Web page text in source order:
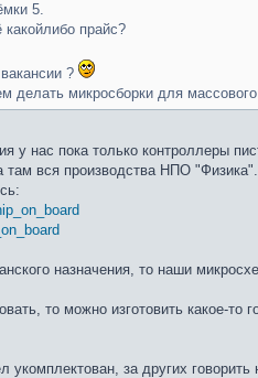
5.
прайс?
?
делать микросборки для массового
у нас пока только
там вся производства НПО "Физика".
назначения, то наши
то можно изготовить какое-
укомплектован, за других